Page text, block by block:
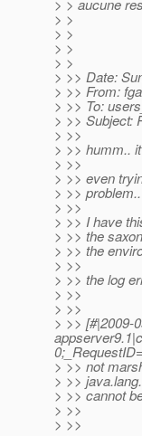
> > aucune
> >
> >
> >
> >
> >> Date:
> >> From:
> >> To:
> >> Subject:
> >>
> >> humm..
> >>
> >> even
> >> problem..
> >>
> >> I have
> >> the
> >> the
> >>
> >> the log
> >>
> >>
> >> [#|2009-
> >> not
> >>
> >> cannot
> >>
> >>